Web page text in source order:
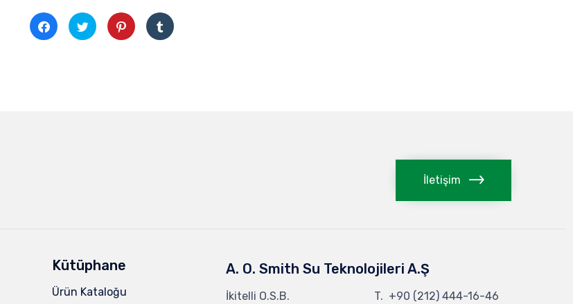
Facebook'ta
paylaşmak
için
Twitter
üzerinde
paylaşmak
Pinterest'te
paylaşmak
için
Tumblr'da
paylaşmak
için
İletişim
Kütüphane
Ürün Kataloğu
A. O. Smith Su Teknolojileri A.Ş
İkitelli O.S.B.
T. +90 (212) 444-16-46